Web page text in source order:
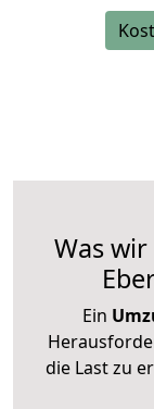
Was
Ein
die Last zu